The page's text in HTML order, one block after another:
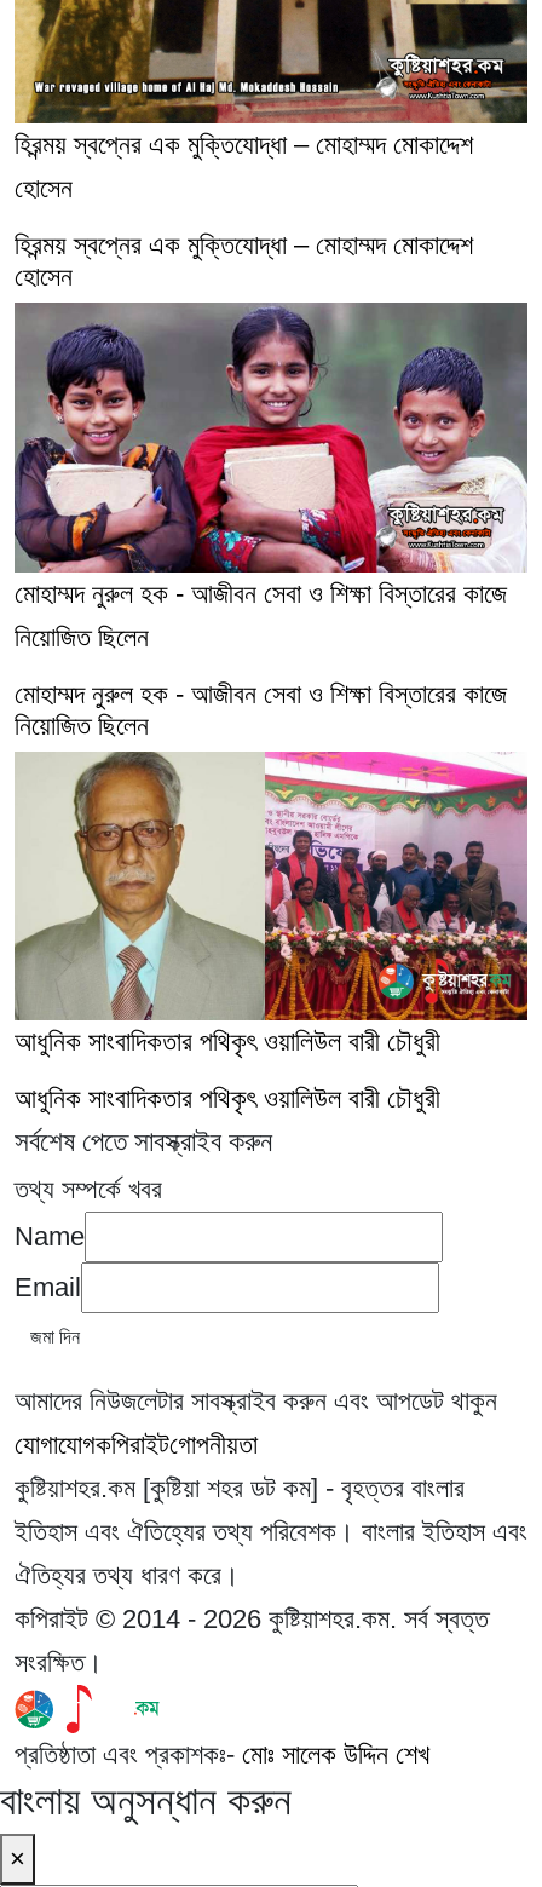
হিরন্ময় স্বপ্নের এক মুক্তিযোদ্ধা – মোহাম্মদ মোকাদ্দেশ
হোসেন
হিরন্ময় স্বপ্নের এক মুক্তিযোদ্ধা – মোহাম্মদ মোকাদ্দেশ
হোসেন
মোহাম্মদ নুরুল হক - আজীবন সেবা ও শিক্ষা বিস্তারের কাজে
নিয়োজিত ছিলেন
মোহাম্মদ নুরুল হক - আজীবন সেবা ও শিক্ষা বিস্তারের কাজে
নিয়োজিত ছিলেন
আধুনিক সাংবাদিকতার পথিকৃৎ ওয়ালিউল বারী চৌধুরী
আধুনিক সাংবাদিকতার পথিকৃৎ ওয়ালিউল বারী চৌধুরী
সর্বশেষ পেতে সাবস্ক্রাইব করুন
তথ্য সম্পর্কে খবর
Name
Email
আমাদের নিউজলেটার সাবস্ক্রাইব করুন এবং আপডেট থাকুন
যোগাযোগকপিরাইটগোপনীয়তা
কুষ্টিয়াশহর.কম [কুষ্টিয়া শহর ডট কম] - বৃহত্তর বাংলার
ইতিহাস এবং ঐতিহ্যের তথ্য পরিবেশক। বাংলার ইতিহাস এবং
ঐতিহ্যর তথ্য ধারণ করে।
কপিরাইট © 2014 - 2026 কুষ্টিয়াশহর.কম. সর্ব স্বত্ত
সংরক্ষিত।
প্রতিষ্ঠাতা এবং প্রকাশকঃ- মোঃ সালেক উদ্দিন শেখ
বাংলায় অনুসন্ধান করুন
×